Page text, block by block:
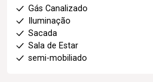
Gás Canalizado
Iluminação
Sacada
Sala de Estar
semi-mobiliado